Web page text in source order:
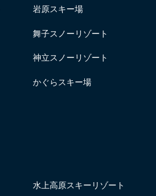
岩原スキー場
舞子スノーリゾート
神立スノーリゾート
かぐらスキー場
水上高原スキーリゾート